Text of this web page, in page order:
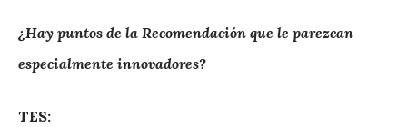
¿Hay puntos de la Recomendación que le parezcan
especialmente innovadores?
TES: